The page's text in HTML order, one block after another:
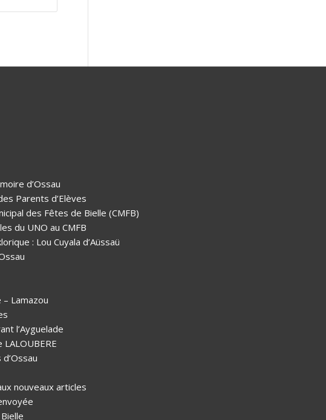
d’Ossau
Parents d’Elèves
des Fêtes de Bielle (CMFB)
du UNO au CMFB
: Lou Cuyala d’Aüssaü
– Lamazou
l’Ayguelade
nouveaux articles